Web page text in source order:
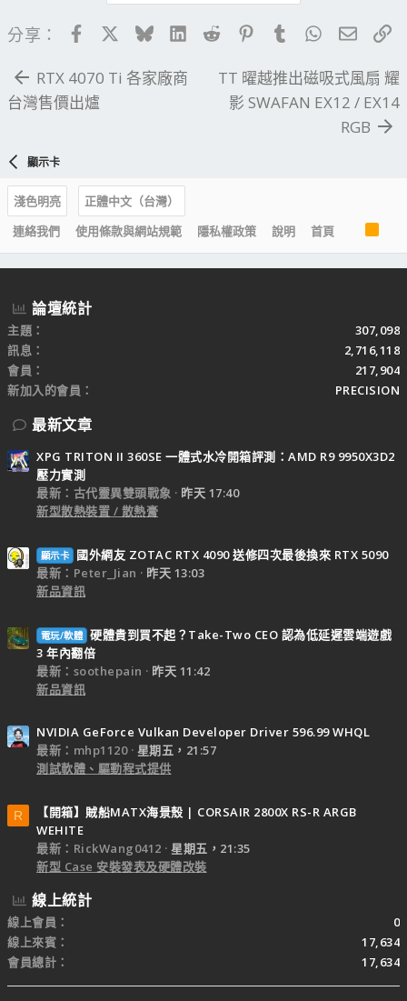
分享： FacebookBlueskyLinkedIn
Reddit PinterestTumblrWhatsApp
電子
RTX 4070 Ti 各家廠商
台灣售價出爐
TT 曜越推出磁吸式風扇 耀
影 SWAFAN EX12 / EX14
RGB
顯示卡
淺色明亮
正體中文（台灣）
連絡我們
使用條款與網站規範 隱私權政策 說明 首頁
R
S
S
論壇統計
主題
307,098
訊息
2,716,118
會員
217,904
新加入的會員
PRECISION
最新文章
XPG TRITON II 360SE 一體式水冷開箱評測：AMD R9 9950X3D2
壓力實測
最新：古代靈異雙頭戰象
昨天 17:40
新型散熱裝置 / 散熱膏
顯示卡
國外網友 ZOTAC RTX 4090 送修四次最後換來 RTX 5090
最新：Peter_Jian
昨天 13:03
新品資訊
電玩/軟體 硬體貴到買不起？Take-Two CEO 認為低延遲雲端遊戲
3 年內翻倍
最新：soothepain
昨天 11:42
新品資訊
NVIDIA GeForce Vulkan Developer Driver 596.99 WHQL
最新：mhp1120
星期五，21:57
測試軟體、驅動程式提供
R
【開箱】賊船MATX海景殼 | CORSAIR 2800X RS-R ARGB
WEHITE
最新：RickWang0412
星期五，21:35
新型 Case 安裝發表及硬體改裝
線上統計
線上會員
0
線上來賓
17,634
會員總計
17,634